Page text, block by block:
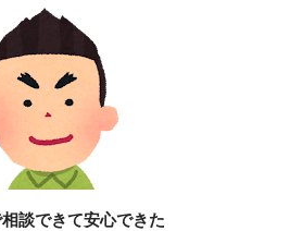
談できて安心できた